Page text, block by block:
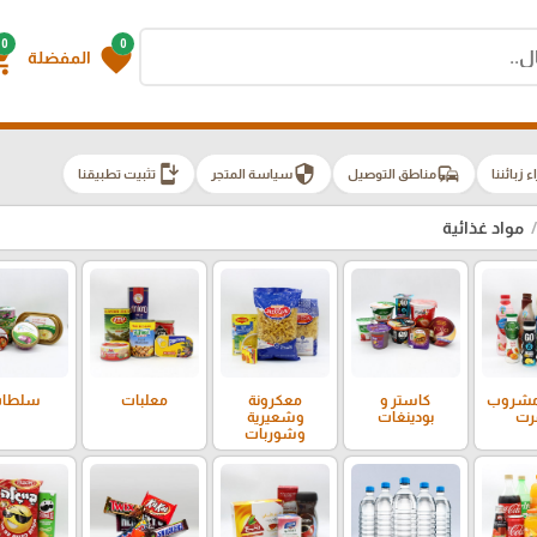
0
favorite المفضلة
0
زبائننا commuteمناطق التوصيل securityسياسة المتجر install_mobileتثبيت تطبيقنا
مواد غذائية
مشروب
كاستر و
بودينغات
معكرونة
وشعيرية
وشوربات
معلبات